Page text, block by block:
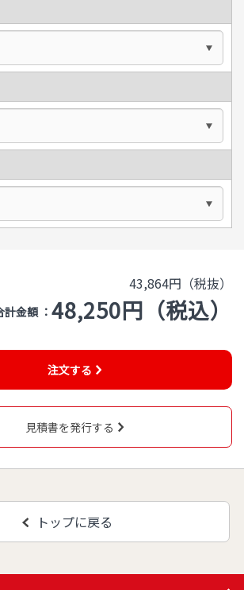
43,864円（税抜）
計金額 ： 48,250円（税込）
注文する
見積書を発行する
トップに戻る